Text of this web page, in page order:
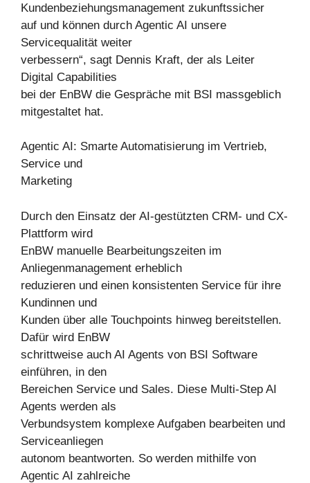
Kundenbeziehungsmanagement zukunftssicher
auf und können durch Agentic AI unsere
Servicequalität weiter
verbessern“, sagt Dennis Kraft, der als Leiter
Digital Capabilities
bei der EnBW die Gespräche mit BSI massgeblich
mitgestaltet hat.
Agentic AI: Smarte Automatisierung im Vertrieb,
Service und
Marketing
Durch den Einsatz der AI-gestützten CRM- und CX-
Plattform wird
EnBW manuelle Bearbeitungszeiten im
Anliegenmanagement erheblich
reduzieren und einen konsistenten Service für ihre
Kundinnen und
Kunden über alle Touchpoints hinweg bereitstellen.
Dafür wird EnBW
schrittweise auch AI Agents von BSI Software
einführen, in den
Bereichen Service und Sales. Diese Multi-Step AI
Agents werden als
Verbundsystem komplexe Aufgaben bearbeiten und
Serviceanliegen
autonom beantworten. So werden mithilfe von
Agentic AI zahlreiche